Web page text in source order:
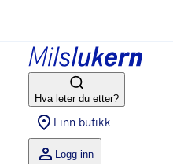
Hva leter du etter?
Finn butikk
Logg inn